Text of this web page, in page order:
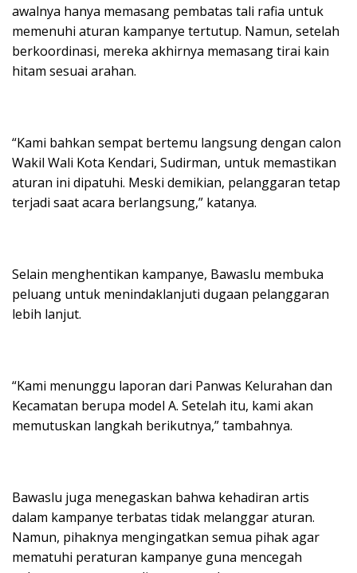
awalnya hanya memasang pembatas tali rafia untuk
memenuhi aturan kampanye tertutup. Namun, setelah
berkoordinasi, mereka akhirnya memasang tirai kain
hitam sesuai arahan.
“Kami bahkan sempat bertemu langsung dengan calon
Wakil Wali Kota Kendari, Sudirman, untuk memastikan
aturan ini dipatuhi. Meski demikian, pelanggaran tetap
terjadi saat acara berlangsung,” katanya.
Selain menghentikan kampanye, Bawaslu membuka
peluang untuk menindaklanjuti dugaan pelanggaran
lebih lanjut.
“Kami menunggu laporan dari Panwas Kelurahan dan
Kecamatan berupa model A. Setelah itu, kami akan
memutuskan langkah berikutnya,” tambahnya.
Bawaslu juga menegaskan bahwa kehadiran artis
dalam kampanye terbatas tidak melanggar aturan.
Namun, pihaknya mengingatkan semua pihak agar
mematuhi peraturan kampanye guna mencegah